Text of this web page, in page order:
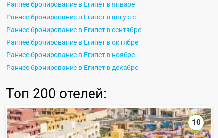
Раннее бронирование в Египет в январе
Раннее бронирование в Египет в августе
Раннее бронирование в Египет в сентябре
Раннее бронирование в Египет в октябре
Раннее бронирование в Египет в ноябре
Раннее бронирование в Египет в декабре
Топ 200 отелей:
10